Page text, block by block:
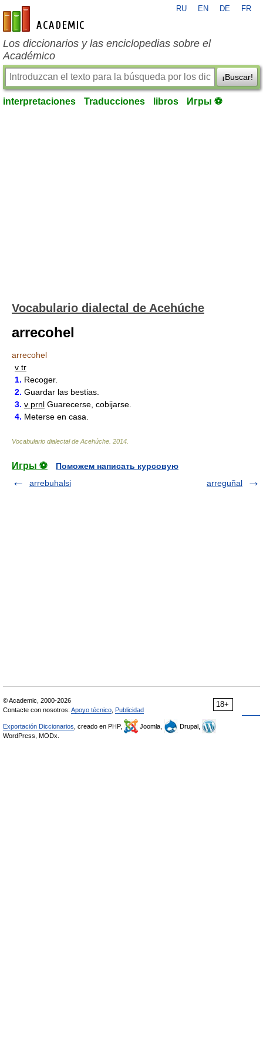
es-academic.com
RU EN DE FR
Los diccionarios y las enciclopedias sobre el
Académico
¡Buscar!
interpretaciones Traducciones libros Игры ⚽
Vocabulario dialectal de Acehúche
arrecohel
arrecohel
v tr
1. Recoger.
2. Guardar las bestias.
3. v prnl Guarecerse, cobijarse.
4. Meterse en casa.
Vocabulario dialectal de Acehúche 2014
Игры ⚽
Поможем написать курсовую
arrebuhalsi
arreguñal
18+
© Academic, 2000-2026
Contacte con nosotros: Apoyo técnico Publicidad
Exportación Diccionarios , creado en PHP, Joomla,
Drupal,
WordPress, MODx.